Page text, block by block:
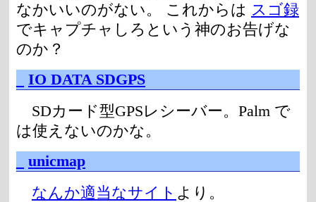
なかいいのがない。 これからは スゴ録
でキャプチャしろという神のお告げな
のか？
IO DATA SDGPS
SDカード型GPSレシーバー。Palm で
は使えないのかな。
unicmap
なんか適当なサイト より。